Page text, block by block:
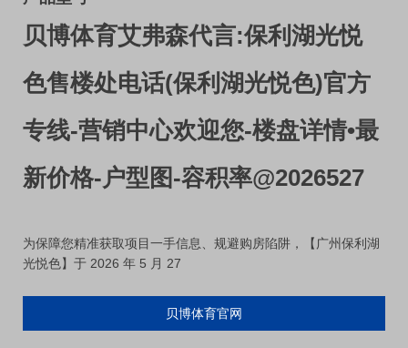
贝博体育艾弗森代言:保利湖光悦
色售楼处电话(保利湖光悦色)官方
专线-营销中心欢迎您-楼盘详情•最
新价格-户型图-容积率@2026527
为保障您精准获取项目一手信息、规避购房陷阱，【广州保利湖
光悦色】于 2026 年 5 月 27
贝博体育官网